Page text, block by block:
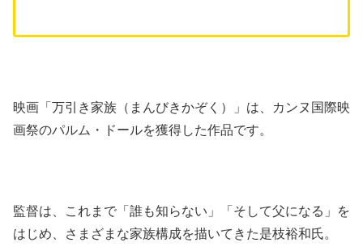
映画「万引き家族（まんびきかぞく）」は、カンヌ国際映
画祭のパルム・ドールを獲得した作品です。
監督は、これまで「誰も知らない」「そして父になる」を
はじめ、さまざまな家族構成を描いてきた是枝裕和氏。